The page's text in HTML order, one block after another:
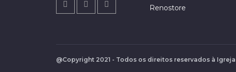
Renostore
@Copyright 2021 - Todos os direitos reservados à